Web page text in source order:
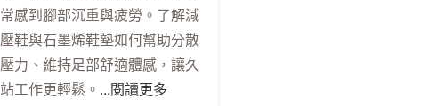
常感到腳部沉重與疲勞。了解減
壓鞋與石墨烯鞋墊如何幫助分散
壓力、維持足部舒適體感，讓久
站工作更輕鬆。 ...閱讀更多